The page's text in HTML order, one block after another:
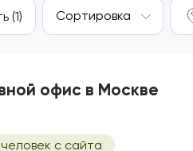
(1) Сортировка
офис в Москве
с сайта